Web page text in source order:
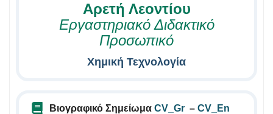
Αρετή Λεοντίου
Εργαστηριακό Διδακτικό
Προσωπικό
Χημική Τεχνολογία
Βιογραφικό Σημείωμα CV_Gr – CV_En